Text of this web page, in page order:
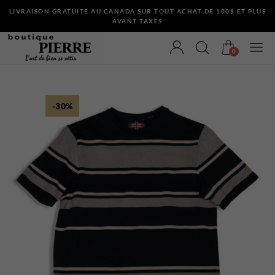
LIVRAISON GRATUITE AU CANADA SUR TOUT ACHAT DE 100$ ET PLUS
AVANT TAXES
VÊTEMENTS
Bermudas
Chandails et Cardigans
Chemises
Complets
Maillots de Bain
Manteaux
Sous-Vêtements
0
-30%